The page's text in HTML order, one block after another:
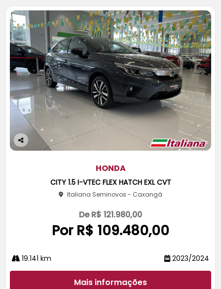
Co
HONDA
CITY 1.5 I-VTEC FLEX HATCH EXL CVT
Italiana Seminovos - Caxangá
De R$ 121.980,00
Por R$ 109.480,00
19.141 km 2023/2024
Mais informações